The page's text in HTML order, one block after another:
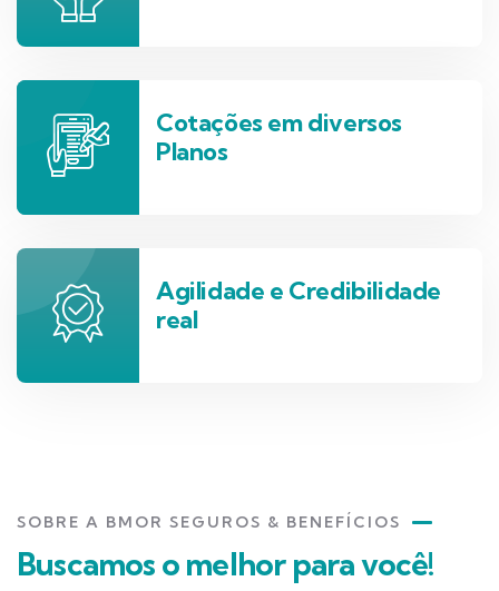
Cotações em diversos
Planos
Agilidade e Credibilidade
real
SOBRE A BMOR SEGUROS & BENEFÍCIOS
Buscamos o melhor para você!